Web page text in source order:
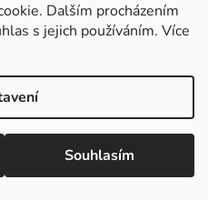
Dalším procházením
s jejich používáním. Více
Souhlasím
vysoce funkční řešení pro
vaše prostory! Rohož